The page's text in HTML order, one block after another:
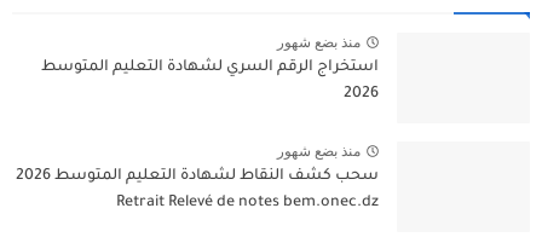
منذ بضع شهور
استخراج الرقم السري لشهادة التعليم المتوسط
2026
منذ بضع شهور
سحب كشف النقاط لشهادة التعليم المتوسط 2026
Retrait Relevé de notes bem.onec.dz